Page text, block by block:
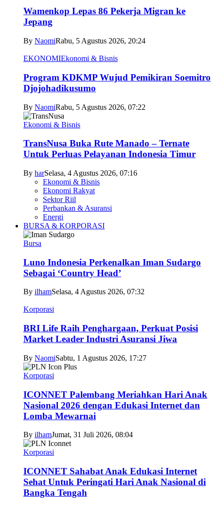
Wamenkop Lepas 86 Pekerja Migran ke
Jepang
By NaomiRabu, 5 Agustus 2026, 20:24
EKONOMIEkonomi & Bisnis
Program KDKMP Wujud Pemikiran Soemitro
Djojohadikusumo
By NaomiRabu, 5 Agustus 2026, 07:22
Ekonomi & Bisnis
TransNusa Buka Rute Manado – Ternate
Untuk Perluas Pelayanan Indonesia Timur
By harSelasa, 4 Agustus 2026, 07:16
Ekonomi & Bisnis
Ekonomi Rakyat
Sektor Riil
Perbankan & Asuransi
Energi
BURSA & KORPORASI
Bursa
Luno Indonesia Perkenalkan Iman Sudargo
Sebagai ‘Country Head’
By ilhamSelasa, 4 Agustus 2026, 07:32
Korporasi
BRI Life Raih Penghargaan, Perkuat Posisi
Market Leader Industri Asuransi Jiwa
By NaomiSabtu, 1 Agustus 2026, 17:27
Korporasi
ICONNET Palembang Meriahkan Hari Anak
Nasional 2026 dengan Edukasi Internet dan
Lomba Mewarnai
By ilhamJumat, 31 Juli 2026, 08:04
Korporasi
ICONNET Sahabat Anak Edukasi Internet
Sehat Untuk Peringati Hari Anak Nasional di
Bangka Tengah